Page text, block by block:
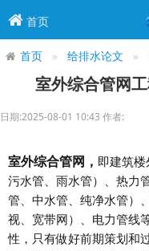
首页
首页 给排水论文
室外综合管网
日期:2025-08-01 10:43 作者:
室外综合管网， 即建筑
污水管、雨水管）、热力
管、中水管、纯净水管）
视、宽带网）、电力管线
性，只有做好前期策划和